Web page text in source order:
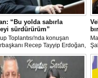
“Bu yolda sabırla
sürdürürüm”
Toplantısı'nda konuşan
Recep Tayyip Erdoğan,
kalsam dâhi 'Bu yol hak
dönmek bilmez yürürüm' der,
sabırla yürümeyi sürdürürüm"